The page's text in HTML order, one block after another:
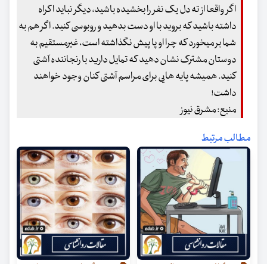
اگر واقعا از ته دل یک نفر را بخشیده باشید، دیگر نباید اکراه
داشته باشید که بروید با او دست بدهید و روبوسی کنید. اگر هم به
شما بر می‏خورد که چرا او پا پیش نگذاشته است، غیرمستقیم به
دوستان مشترک نشان دهید که تمایل دارید با رنجاننده آشتی
کنید. همیشه پایه ‏هایی برای مراسم آشتی کنان وجود خواهند
داشت!
منبع: مشرق نیوز
مطالب مرتبط